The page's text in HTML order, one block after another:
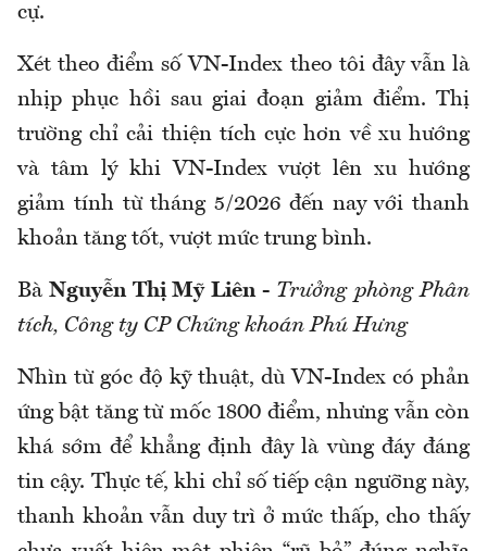
cự.
Xét theo điểm số VN-Index theo tôi đây vẫn là
nhịp phục hồi sau giai đoạn giảm điểm. Thị
trường chỉ cải thiện tích cực hơn về xu hướng
và tâm lý khi VN-Index vượt lên xu hướng
giảm tính từ tháng 5/2026 đến nay với thanh
khoản tăng tốt, vượt mức trung bình.
BàNguyễn Thị Mỹ Liên- Trưởng phòng Phân
tích, Công ty CP Chứng khoán Phú Hưng
Nhìn từ góc độ kỹ thuật, dù VN-Index có phản
ứng bật tăng từ mốc 1800 điểm, nhưng vẫn còn
khá sớm để khẳng định đây là vùng đáy đáng
tin cậy. Thực tế, khi chỉ số tiếp cận ngưỡng này,
thanh khoản vẫn duy trì ở mức thấp, cho thấy